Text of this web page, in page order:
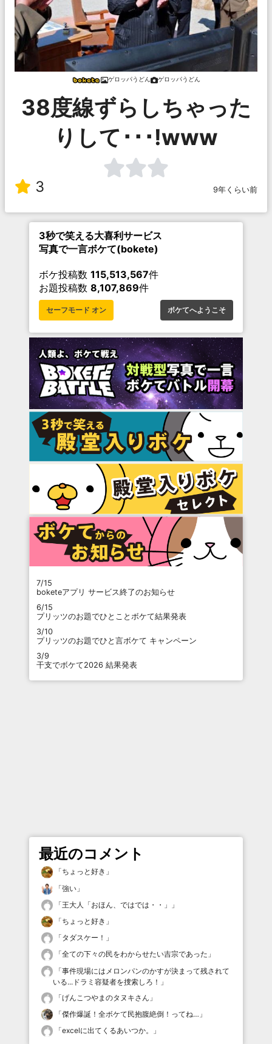
ゲロッパうどん ゲロッパうどん
38度線ずらしちゃった
りして･･･!www
3 9年くらい前
3秒で笑える大喜利サービス
写真で一言ボケて(bokete)
ボケ投稿数 115,513,567件
お題投稿数 8,107,869件
セーフモード オン ボケてへようこそ
7/15
boketeアプリ サービス終了のお知らせ
6/15
プリッツのお題でひとことボケて結果発表
3/10
プリッツのお題でひと言ボケて キャンペーン
3/9
干支でボケて2026 結果発表
最近のコメント
「ちょっと好き 」
「強い 」
「王大人「おほん、ではでは・・」
」
「ちょっと好き 」
「タダスケー！ 」
「全ての下々の民をわからせたい吉宗であった 」
「事件現場にはメロンパンのかすが決まって残されて
いる...ドラミ容疑者を捜索しろ！ 」
「げんこつやまのタヌキさん 」
「傑作爆誕！全ボケて民抱腹絶倒！ってね… 」
「excelに出てくるあいつか。 」